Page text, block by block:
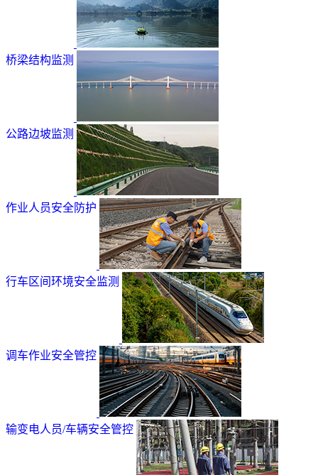
桥梁结构监测
公路边坡监测
作业人员安全防护
行车区间环境安全监测
调车作业安全管控
输变电人员/车辆安全管控